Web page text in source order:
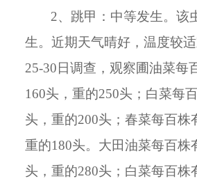
2、跳甲：中等发生。该
生。近期天气晴好，温度较
25-30日调查，观察圃油菜每
160头，重的250头；白菜每
头，重的200头；春菜每百株
重的180头。大田油菜每百株
头，重的280头；白菜每百株